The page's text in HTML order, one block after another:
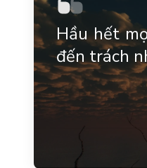
Hầu hết
đến trách